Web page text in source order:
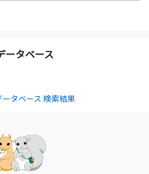
ータベース
タベース 検索結果